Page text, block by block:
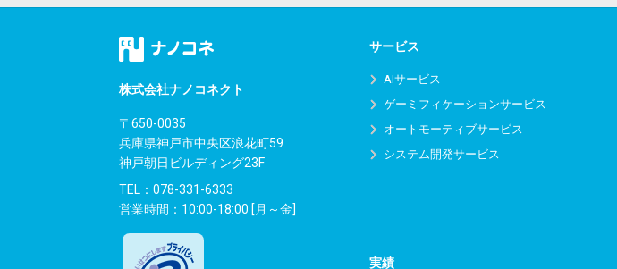
ビ
ゲ
ョ
ン
株式会社ナノコネクト
〒650-0035
兵庫県神戸市中央区浪花町59
神戸朝日ビルディング23F
TEL： 078-331-6333
営業時間：10:00-18:00 [月～金]
サービス
AIサービス
ゲーミフィケーションサービス
オートモーティブサービス
システム開発サービス
実績